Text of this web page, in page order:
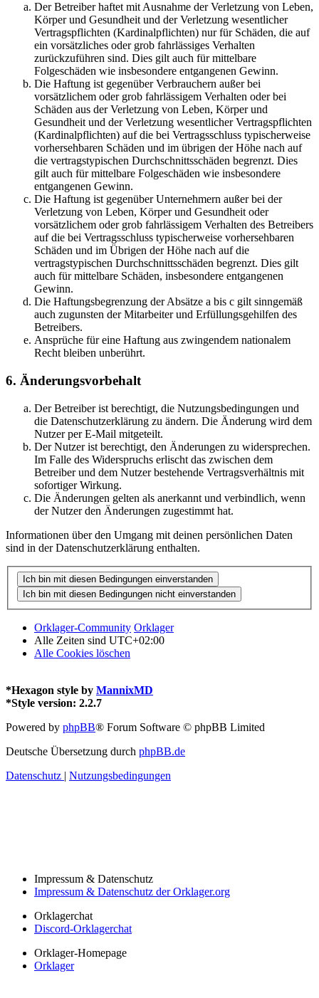
Der Betreiber haftet mit Ausnahme der Verletzung von Leben,
Körper und Gesundheit und der Verletzung wesentlicher
Vertragspflichten (Kardinalpflichten) nur für Schäden, die auf
ein vorsätzliches oder grob fahrlässiges Verhalten
zurückzuführen sind. Dies gilt auch für mittelbare
Folgeschäden wie insbesondere entgangenen Gewinn.
Die Haftung ist gegenüber Verbrauchern außer bei
vorsätzlichem oder grob fahrlässigem Verhalten oder bei
Schäden aus der Verletzung von Leben, Körper und
Gesundheit und der Verletzung wesentlicher Vertragspflichten
(Kardinalpflichten) auf die bei Vertragsschluss typischerweise
vorhersehbaren Schäden und im übrigen der Höhe nach auf
die vertragstypischen Durchschnittsschäden begrenzt. Dies
gilt auch für mittelbare Folgeschäden wie insbesondere
entgangenen Gewinn.
Die Haftung ist gegenüber Unternehmern außer bei der
Verletzung von Leben, Körper und Gesundheit oder
vorsätzlichem oder grob fahrlässigem Verhalten des Betreibers
auf die bei Vertragsschluss typischerweise vorhersehbaren
Schäden und im Übrigen der Höhe nach auf die
vertragstypischen Durchschnittsschäden begrenzt. Dies gilt
auch für mittelbare Schäden, insbesondere entgangenen
Gewinn.
Die Haftungsbegrenzung der Absätze a bis c gilt sinngemäß
auch zugunsten der Mitarbeiter und Erfüllungsgehilfen des
Betreibers.
Ansprüche für eine Haftung aus zwingendem nationalem
Recht bleiben unberührt.
6. Änderungsvorbehalt
Der Betreiber ist berechtigt, die Nutzungsbedingungen und
die Datenschutzerklärung zu ändern. Die Änderung wird dem
Nutzer per E-Mail mitgeteilt.
Der Nutzer ist berechtigt, den Änderungen zu widersprechen.
Im Falle des Widerspruchs erlischt das zwischen dem
Betreiber und dem Nutzer bestehende Vertragsverhältnis mit
sofortiger Wirkung.
Die Änderungen gelten als anerkannt und verbindlich, wenn
der Nutzer den Änderungen zugestimmt hat.
Informationen über den Umgang mit deinen persönlichen Daten
sind in der Datenschutzerklärung enthalten.
Orklager-Community Orklager
Alle Zeiten sind UTC+02:00
Alle Cookies löschen
*Hexagon style by MannixMD
*Style version: 2.2.7
Powered by phpBB® Forum Software © phpBB Limited
Deutsche Übersetzung durch phpBB.de
Datenschutz | Nutzungsbedingungen
Impressum & Datenschutz
Impressum & Datenschutz der Orklager.org
Orklagerchat
Discord-Orklagerchat
Orklager-Homepage
Orklager